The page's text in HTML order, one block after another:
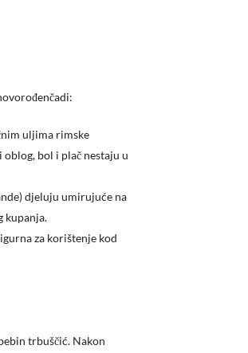
uljima rimske
bol i plač nestaju u
djeluju umirujuće na
kupanja.
za korištenje kod
trbuščić. Nakon